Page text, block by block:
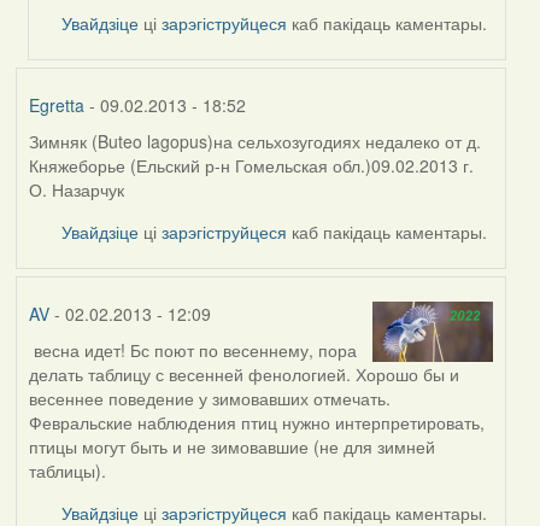
Apus
Увайдзіце цізарэгіструйцеся каб пакідаць каментары.
Egretta- 09.02.2013 - 18:52
Зимняк (Buteo lagopus)на сельхозугодиях недалеко от д.
Княжеборье (Ельский р-н Гомельская обл.)09.02.2013 г.
О. Назарчук
Увайдзіце цізарэгіструйцеся каб пакідаць каментары.
AV- 02.02.2013 - 12:09
весна идет! Бс поют по весеннему, пора
делать таблицу с весенней фенологией. Хорошо бы и
весеннее поведение у зимовавших отмечать.
Февральские наблюдения птиц нужно интерпретировать,
птицы могут быть и не зимовавшие (не для зимней
таблицы).
Увайдзіце цізарэгіструйцеся каб пакідаць каментары.